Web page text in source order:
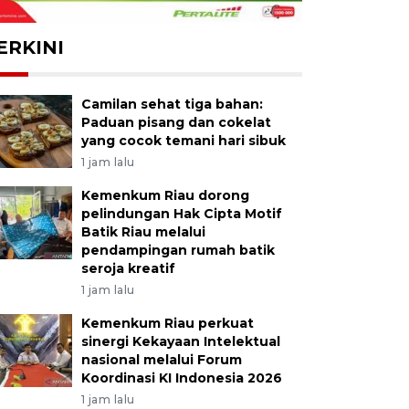
Camilan sehat tiga bahan:
Paduan pisang dan cokelat
yang cocok temani hari sibuk
1 jam lalu
Kemenkum Riau dorong
pelindungan Hak Cipta Motif
Batik Riau melalui
pendampingan rumah batik
seroja kreatif
1 jam lalu
Kemenkum Riau perkuat
sinergi Kekayaan Intelektual
nasional melalui Forum
Koordinasi KI Indonesia 2026
1 jam lalu